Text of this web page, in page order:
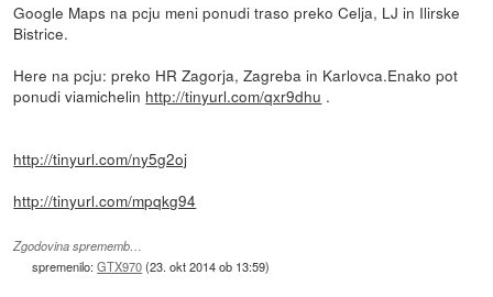
Google Maps na pcju meni ponudi traso preko Celja, LJ in Ilirske
Bistrice.
Here na pcju: preko HR Zagorja, Zagreba in Karlovca.Enako pot
ponudi viamichelin http://tinyurl.com/qxr9dhu .
http://tinyurl.com/ny5g2oj
http://tinyurl.com/mpqkg94
Zgodovina sprememb…
spremenilo:GTX970(23. okt 2014 ob 13:59)